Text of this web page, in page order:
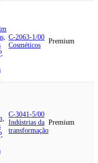
C-2063-1/00
Cosméticos
Premium
C-3041-5/00
Indústrias da
transformação
Premium